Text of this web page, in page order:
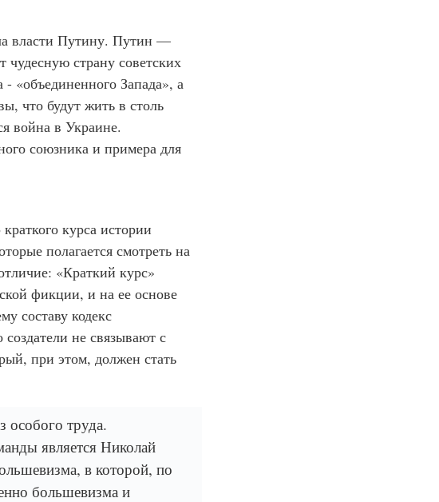
власти Путину. Путин —
чудесную страну советских
- «объединенного Запада», а
что будут жить в столь
война в Украине.
союзника и примера для
курса истории
полагается смотреть на
«Краткий курс»
фикции, и на ее основе
составу кодекс
не связывают с
при этом, должен стать
особого труда.
является Николай
в которой, по
большевизма и